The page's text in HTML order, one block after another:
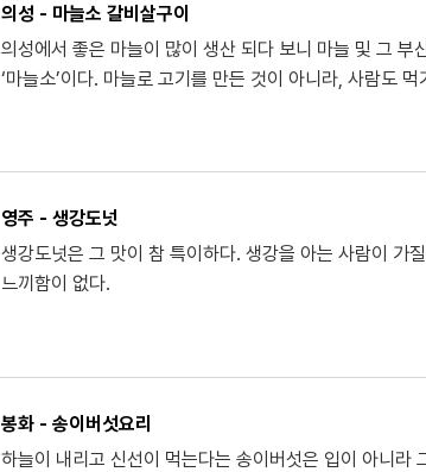
의성 - 마늘소 갈비살구이
의성에서 좋은 마늘이 많이 생산 되다 보니 마늘 및 그
‘마늘소’이다. 마늘로 고기를 만든 것이 아니라, 사람도
영주 - 생강도넛
생강도넛은 그 맛이 참 특이하다. 생강을 아는 사람이 가
느끼함이 없다.
봉화 - 송이버섯요리
하늘이 내리고 신선이 먹는다는 송이버섯은 입이 아니라